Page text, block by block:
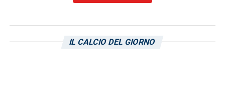
, abituato a giocare sia da mediano
circa 2,5 milioni di euro come base sulla
IL CALCIO DEL GIORNO